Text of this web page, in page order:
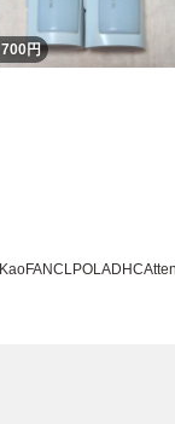
700円
KaoFANCLPOLADHC